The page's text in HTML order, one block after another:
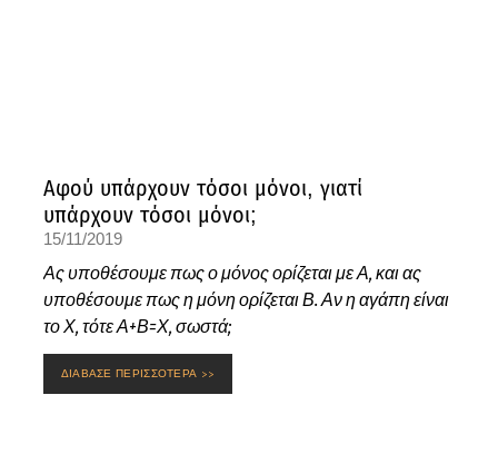
Αφού υπάρχουν τόσοι μόνοι, γιατί
υπάρχουν τόσοι μόνοι;
15/11/2019
Ας υποθέσουμε πως ο μόνος ορίζεται με Α, και ας
υποθέσουμε πως η μόνη ορίζεται Β. Αν η αγάπη είναι
το Χ, τότε Α+Β=Χ, σωστά;
ΔΙΑΒΑΣΕ ΠΕΡΙΣΣΟΤΕΡΑ >>